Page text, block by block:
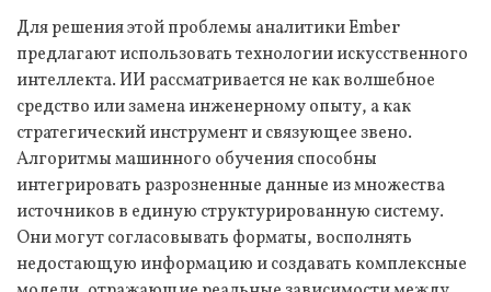
Для решения этой проблемы аналитики Ember
предлагают использовать технологии искусственного
интеллекта. ИИ рассматривается не как волшебное
средство или замена инженерному опыту, а как
стратегический инструмент и связующее звено.
Алгоритмы машинного обучения способны
интегрировать разрозненные данные из множества
источников в единую структурированную систему.
Они могут согласовывать форматы, восполнять
недостающую информацию и создавать комплексные